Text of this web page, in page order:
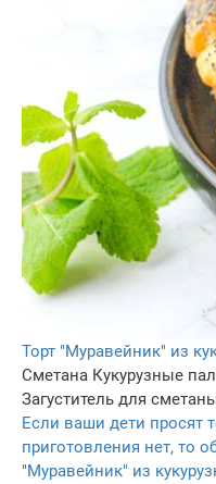
Торт "Муравейник" из
Сметанa Кукурузные
Загуститель для
Если ваши дети просят
приготовления нет, то
"Муравейник" из